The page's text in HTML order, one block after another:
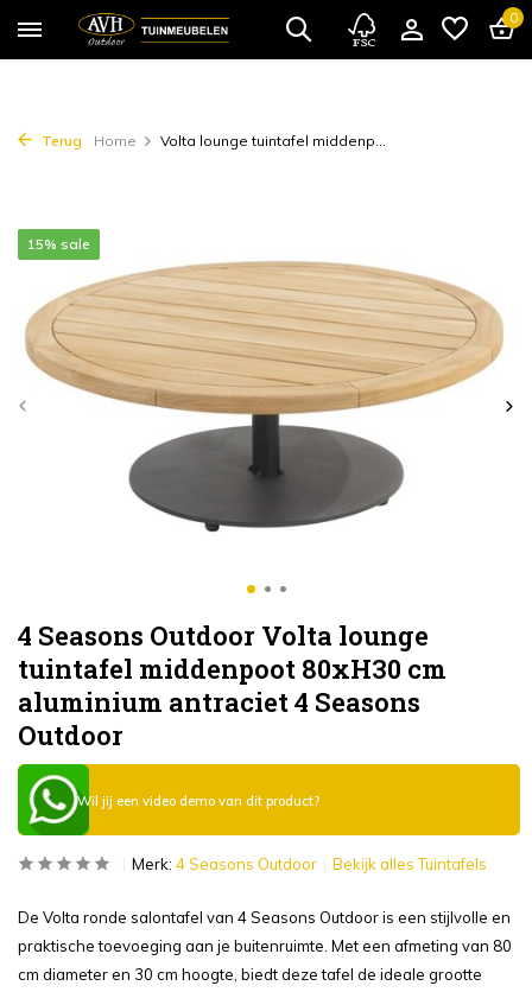
0
Terug Home Volta lounge tuintafel middenp...
4 Seasons Outdoor Volta lounge
tuintafel middenpoot 80xH30 cm
aluminium antraciet 4 Seasons
Outdoor
15% sale
Wil jij een video demo van dit product?
Merk: 4 Seasons Outdoor Bekijk alles Tuintafels
De Volta ronde salontafel van 4 Seasons Outdoor is een stijlvolle en
praktische toevoeging aan je buitenruimte. Met een afmeting van 80
cm diameter en 30 cm hoogte, biedt deze tafel de ideale grootte